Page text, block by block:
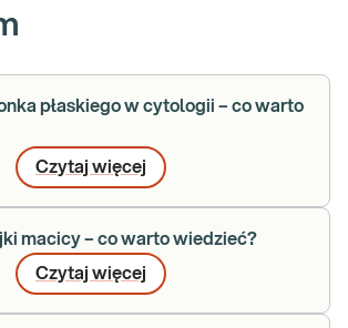
płaskiego w cytologii – co warto
Czytaj więcej
macicy – co warto wiedzieć?
Czytaj więcej